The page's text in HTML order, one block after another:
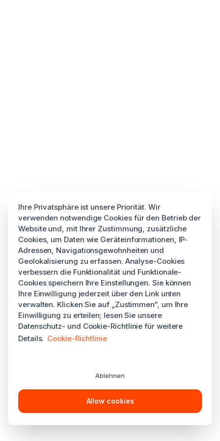
Ihre Privatsphäre ist unsere Priorität. Wir
verwenden notwendige Cookies für den Betrieb der
Website und, mit Ihrer Zustimmung, zusätzliche
Cookies, um Daten wie Geräteinformationen, IP-
Adressen, Navigationsgewohnheiten und
Geolokalisierung zu erfassen. Analyse-Cookies
verbessern die Funktionalität und Funktionale-
Cookies speichern Ihre Einstellungen. Sie können
Ihre Einwilligung jederzeit über den Link unten
verwalten. Klicken Sie auf „Zustimmen“, um Ihre
Einwilligung zu erteilen; lesen Sie unsere
Datenschutz- und Cookie-Richtlinie für weitere
Details. Cookie-Richtlinie
Ablehnen
Allow cookies